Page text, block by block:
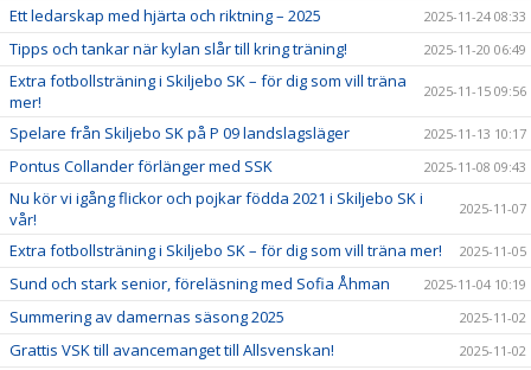
Ett ledarskap med hjärta och riktning – 2025 2025-11-24 08:33
Tipps och tankar när kylan slår till kring träning! 2025-11-20 06:49
Extra fotbollsträning i Skiljebo SK – för dig som vill träna
mer!
2025-11-15 09:56
Spelare från Skiljebo SK på P 09 landslagsläger 2025-11-13 10:17
Pontus Collander förlänger med SSK 2025-11-08 09:43
Nu kör vi igång flickor och pojkar födda 2021 i Skiljebo SK i
vår!
2025-11-07
Extra fotbollsträning i Skiljebo SK – för dig som vill träna mer! 2025-11-05
Sund och stark senior, föreläsning med Sofia Åhman 2025-11-04 10:19
Summering av damernas säsong 2025 2025-11-02
Grattis VSK till avancemanget till Allsvenskan! 2025-11-02